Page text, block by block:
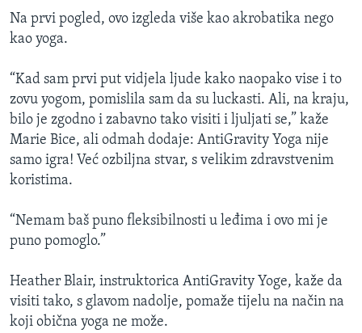
Na prvi pogled, ovo izgleda više kao akrobatika nego
kao yoga.
“Kad sam prvi put vidjela ljude kako naopako vise i to
zovu yogom, pomislila sam da su luckasti. Ali, na kraju,
bilo je zgodno i zabavno tako visiti i ljuljati se,” kaže
Marie Bice, ali odmah dodaje: AntiGravity Yoga nije
samo igra! Već ozbiljna stvar, s velikim zdravstvenim
koristima.
“Nemam baš puno fleksibilnosti u leđima i ovo mi je
puno pomoglo.”
Heather Blair, instruktorica AntiGravity Yoge, kaže da
visiti tako, s glavom nadolje, pomaže tijelu na način na
koji obična yoga ne može.